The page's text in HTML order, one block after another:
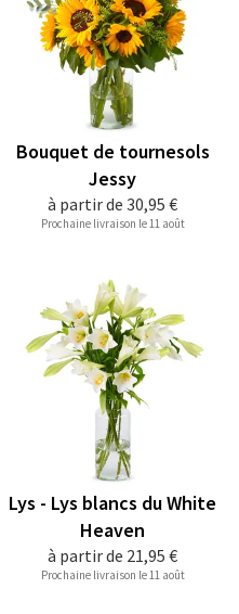
à partir de 30,95 €
Bouquet de tournesols
Jessy
Prochaine livraison le 11 août
à partir de 21,95 €
Lys - Lys blancs du White
Heaven
Prochaine livraison le 11 août